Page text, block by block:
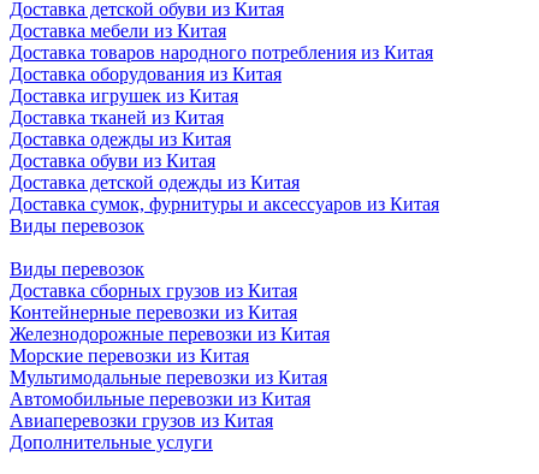
Доставка детской обуви из Китая
Доставка мебели из Китая
Доставка товаров народного потребления из Китая
Доставка оборудования из Китая
Доставка игрушек из Китая
Доставка тканей из Китая
Доставка одежды из Китая
Доставка обуви из Китая
Доставка детской одежды из Китая
Доставка сумок, фурнитуры и аксессуаров из Китая
Виды перевозок
Виды перевозок
Доставка сборных грузов из Китая
Контейнерные перевозки из Китая
Железнодорожные перевозки из Китая
Морские перевозки из Китая
Мультимодальные перевозки из Китая
Автомобильные перевозки из Китая
Авиаперевозки грузов из Китая
Дополнительные услуги